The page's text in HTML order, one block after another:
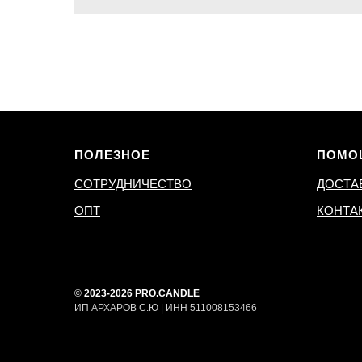
ПОЛЕЗНОЕ
СОТРУДНИЧЕСТВО
ОПТ
© 2023-2026 PRO.CANDLE
ИП АРХАРОВ С.Ю | ИНН 511008153466